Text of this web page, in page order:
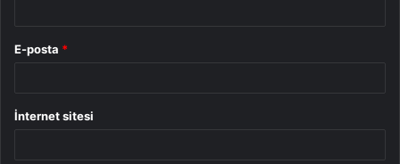
E-posta *
İnternet sitesi